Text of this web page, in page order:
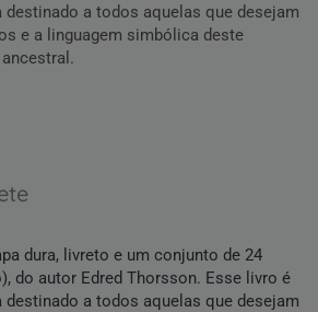
destinado a todos aquelas que desejam
e a linguagem simbólica deste
dura, livreto e um conjunto de 24
do autor Edred Thorsson. Esse livro é
destinado a todos aquelas que desejam